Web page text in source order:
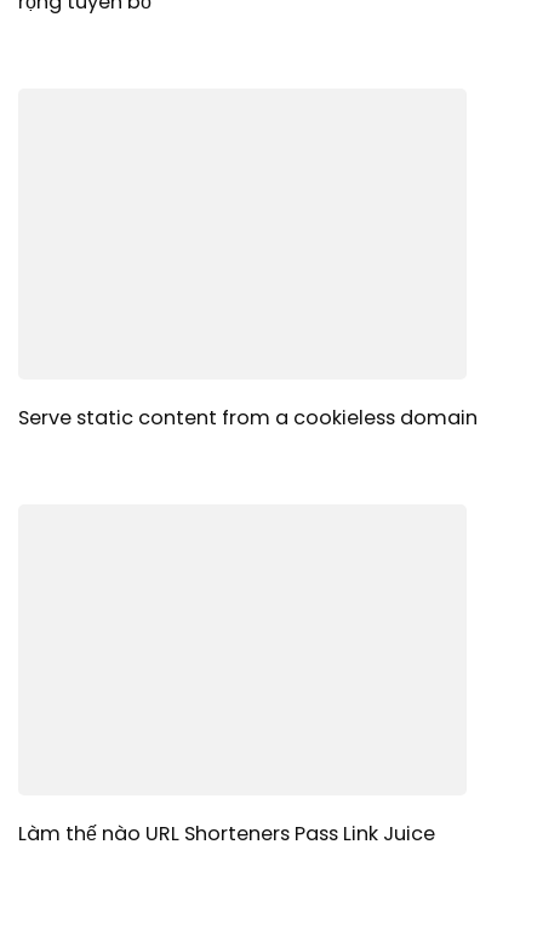
Serve static content from a cookieless domain
Làm thế nào URL Shorteners Pass Link Juice